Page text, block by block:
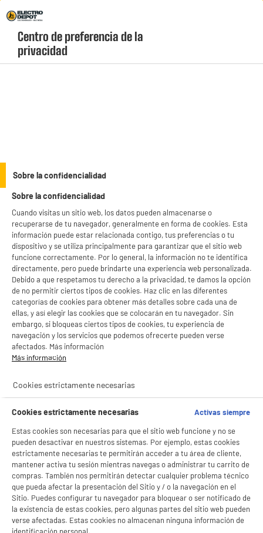
Menú
geolocation-header-icon-text
account
Rechazar todas
BIENVENIDO a ELECTRO
DEPOT
Con el fin de mejorar tu experiencia, y tras tu consentimiento, ELECTRO DEPOT
y sus socios utilizan cookies que procesan tus datos personales para:
- compartir contenido adaptado a tus preferencias
- ofrecer publicidad y comunicaciones personalizadas
- facilitar el intercambio de contenido en las redes sociales
- analizar el tráfico en nuestro sitio web Consulta la política de cookies.
Consulta la política de cookies.
Centro de preferencia de la
privacidad
Sobre la confidencialidad
Sobre la confidencialidad
Cuando visitas un sitio web, los datos pueden almacenarse o
recuperarse de tu navegador, generalmente en forma de cookies. Esta
información puede estar relacionada contigo, tus preferencias o tu
dispositivo y se utiliza principalmente para garantizar que el sitio web
funcione correctamente. Por lo general, la información no te identifica
directamente, pero puede brindarte una experiencia web personalizada.
Debido a que respetamos tu derecho a la privacidad, te damos la opción
de no permitir ciertos tipos de cookies. Haz clic en las diferentes
categorías de cookies para obtener más detalles sobre cada una de
ellas, y así elegir las cookies que se colocarán en tu navegador. Sin
embargo, si bloqueas ciertos tipos de cookies, tu experiencia de
navegación y los servicios que podemos ofrecerte pueden verse
afectados. Más información
Más información
Cookies estrictamente necesarias
Cookies estrictamente necesarias
Activas siempre
Estas cookies son necesarias para que el sitio web funcione y no se
pueden desactivar en nuestros sistemas. Por ejemplo, estas cookies
estrictamente necesarias te permitirán acceder a tu área de cliente,
mantener activa tu sesión mientras navegas o administrar tu carrito de
compras. También nos permitirán detectar cualquier problema técnico
que pueda afectar la presentación del Sitio y / o la navegación en el
Sitio. Puedes configurar tu navegador para bloquear o ser notificado de
la existencia de estas cookies, pero algunas partes del sitio web pueden
verse afectadas. Estas cookies no almacenan ninguna información de
identificación personal.